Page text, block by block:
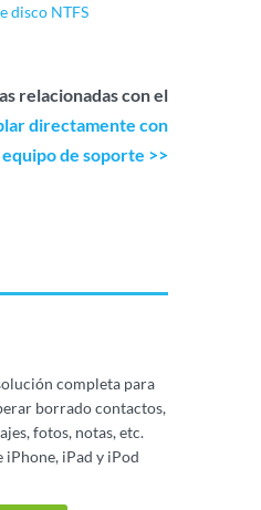
disco NTFS
relacionadas con el
directamente con
de soporte >>
completa para
borrado contactos,
fotos, notas, etc.
iPhone, iPad y iPod